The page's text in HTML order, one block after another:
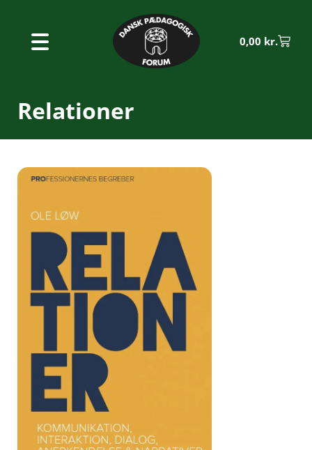
0,00 kr.
Relationer